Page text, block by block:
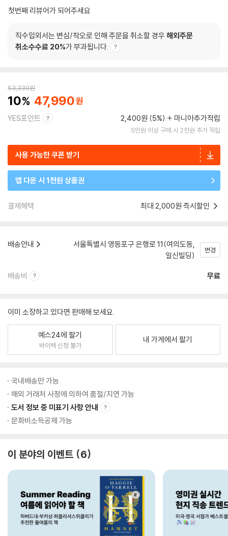
첫번째 리뷰어가 되어주세요
직수입외서는 변심/착오로 인해 주문을 취소할 경우 해외주문
취소수수료 20%가 부과됩니다.
53,330원
10 47,990
YES포인트 2,400원 (5%) 마니아추가적립
5만원 이상 구매 시 2천원 추가 적립
사용 가능한 쿠폰 받기
앱 다운 시 1천원 상품권
결제혜택 최대 2,000원 즉시할인
배송안내
서울특별시 영등포구 은행로 11(여의도동,
일신빌딩)
변경
배송비 무료
이미 소장하고 있다면 판매해 보세요.
예스24에 팔기
바이백 신청 불가
내 가게에서 팔기
국내배송만 가능
해외 거래처 사정에 의하여 품절/지연 가능
도서 정보 중 미표기 사항 안내
문화비소득공제 가능
이 분야의 이벤트 6